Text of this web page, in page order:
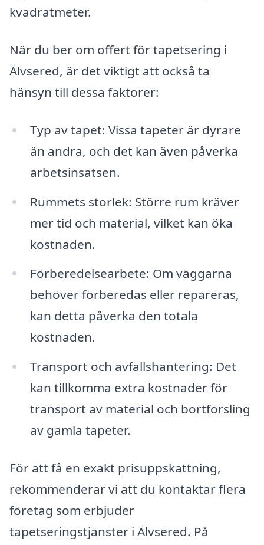
kvadratmeter.
När du ber om offert för tapetsering i
Älvsered, är det viktigt att också ta
hänsyn till dessa faktorer:
Typ av tapet: Vissa tapeter är dyrare
än andra, och det kan även påverka
arbetsinsatsen.
Rummets storlek: Större rum kräver
mer tid och material, vilket kan öka
kostnaden.
Förberedelsearbete: Om väggarna
behöver förberedas eller repareras,
kan detta påverka den totala
kostnaden.
Transport och avfallshantering: Det
kan tillkomma extra kostnader för
transport av material och bortforsling
av gamla tapeter.
För att få en exakt prisuppskattning,
rekommenderar vi att du kontaktar flera
företag som erbjuder
tapetseringstjänster i Älvsered. På